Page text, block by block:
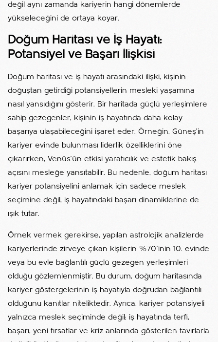
değil aynı zamanda kariyerin hangi dönemlerde
yükseleceğini de ortaya koyar.
Doğum Haritası ve İş Hayatı:
Potansiyel ve Başarı İlişkisi
Doğum haritası ve iş hayatı arasındaki ilişki, kişinin
doğuştan getirdiği potansiyellerin mesleki yaşamına
nasıl yansıdığını gösterir. Bir haritada güçlü yerleşimlere
sahip gezegenler, kişinin iş hayatında daha kolay
başarıya ulaşabileceğini işaret eder. Örneğin, Güneş’in
kariyer evinde bulunması liderlik özelliklerini öne
çıkarırken, Venüs’ün etkisi yaratıcılık ve estetik bakış
açısını mesleğe yansıtabilir. Bu nedenle, doğum haritası
kariyer potansiyelini anlamak için sadece meslek
seçimine değil, iş hayatındaki başarı dinamiklerine de
ışık tutar.
Örnek vermek gerekirse, yapılan astrolojik analizlerde
kariyerlerinde zirveye çıkan kişilerin %70’inin 10. evinde
veya bu evle bağlantılı güçlü gezegen yerleşimleri
olduğu gözlemlenmiştir. Bu durum, doğum haritasında
kariyer göstergelerinin iş hayatıyla doğrudan bağlantılı
olduğunu kanıtlar niteliktedir. Ayrıca, kariyer potansiyeli
yalnızca meslek seçiminde değil; iş hayatında terfi,
başarı, yeni fırsatlar ve kriz anlarında gösterilen tavırlarla